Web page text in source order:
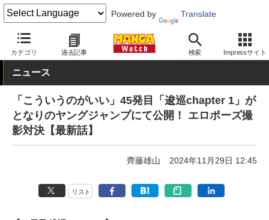
Powered by Translate
カテゴリ 過去記事 検索 Impressサイト
MANGA Watch 青年 こういうのがいい
ニュース
「こういうのがいい」45発目「逡巡chapter 1」が
となりのヤングジャンプにて公開！ エロポーズ撮
影対決【最新話】
齊藤雄山 2024年11月29日 12:45
リスト